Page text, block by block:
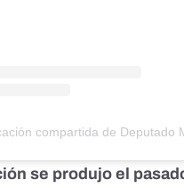
se produjo el